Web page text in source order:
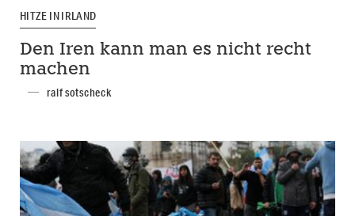
HITZE IN IRLAND
Den Iren kann man es nicht recht
machen
ralf sotscheck